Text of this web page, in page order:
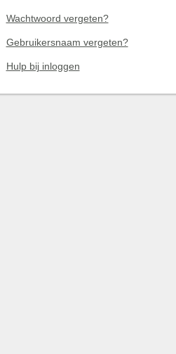
Wachtwoord vergeten?
Gebruikersnaam vergeten?
Hulp bij inloggen